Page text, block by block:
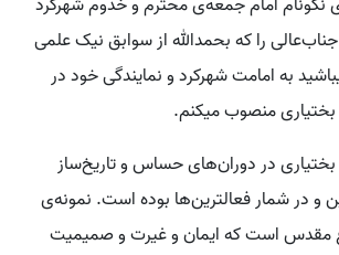
جناب‌عالی را که بحمدالله از سوابق نیک علمی
به امامت شهرکرد و نمایندگی خود در
منصوب میکنم.
در دوران‌های حساس و تاریخ‌ساز
و در شمار فعالترین‌ها بوده است. نمونه‌ی
مقدس است که ایمان و غیرت و صمیمیت